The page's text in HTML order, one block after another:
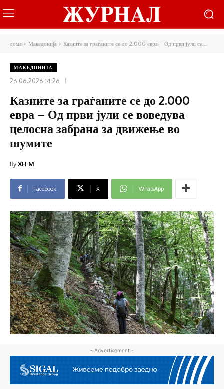
дома Македонија Казните за граѓаните се до 2.000 евра – Од први јули се...
МАКЕДОНИЈА
26.06.2026 14:26
Казните за граѓаните се до 2.000
евра – Од први јули се воведува
целосна забрана за движење во
шумите
ByXH M
Facebook X WhatsApp
- Advertisement -